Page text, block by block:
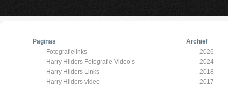
Paginas
Fotografielinks
Harry Hilders Fotografie Video’s
Harry Hilders Links
Harry Hilders video
Archief
2026
2024
2018
2017